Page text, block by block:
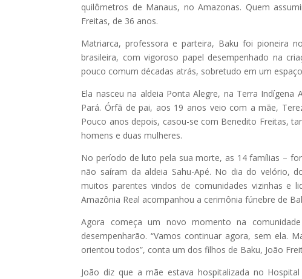
quilômetros de Manaus, no Amazonas. Quem
Freitas, de 36 anos.
Matriarca, professora e parteira, Baku foi pioneira
brasileira, com vigoroso papel desempenhado na
pouco comum décadas atrás, sobretudo em um
Ela nasceu na aldeia Ponta Alegre, na Terra
Pará. Órfã de pai, aos 19 anos veio com a mãe,
Pouco anos depois, casou-se com Benedito Freitas,
homens e duas mulheres.
No período de luto pela sua morte, as 14 famílias –
não saíram da aldeia Sahu-Apé. No dia do velório,
muitos parentes vindos de comunidades vizinhas e
Amazônia Real acompanhou a cerimônia fúnebre de
Agora começa um novo momento na
desempenharão. “Vamos continuar agora, sem ela.
orientou todos”, conta um dos filhos de Baku, João
João diz que a mãe estava hospitalizada no